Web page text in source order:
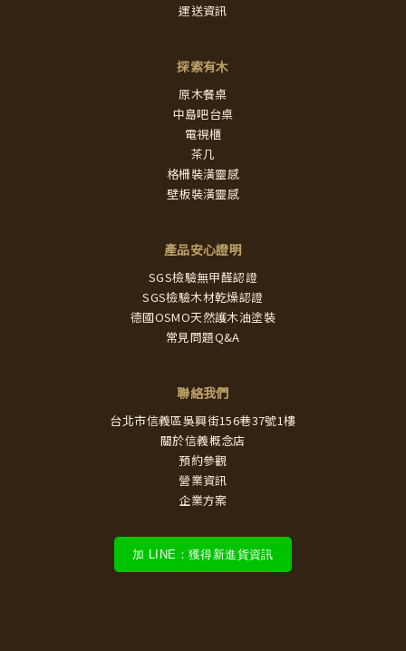
運送資訊
探索有木
原木餐桌
中島吧台桌
電視櫃
茶几
格柵裝潢靈感
壁板裝潢靈感
產品安心證明
SGS檢驗無甲醛認證
SGS檢驗木材乾燥認證
德國OSMO天然護木油塗裝
常見問題Q&A
聯絡我們
台北市信義區吳興街156巷37號1樓
關於信義概念店
預約參觀
營業資訊
企業方案
加 LINE：獲得新進貨資訊